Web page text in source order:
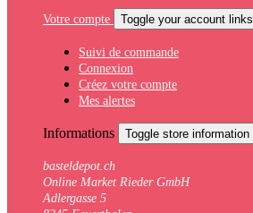
Votre compte Toggle your account links
Suivi de commande
Connexion
Créez votre compte
Mes alertes
Informations Toggle store information
basteldepot.ch
Online Market Rieder GmbH
Adlergasse 5